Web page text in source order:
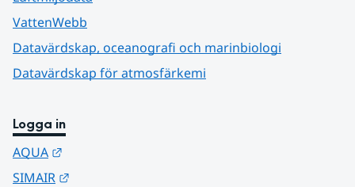
VattenWebb
Datavärdskap, oceanografi och marinbiologi
Datavärdskap för atmosfärkemi
Logga in
AQUA
SIMAIR